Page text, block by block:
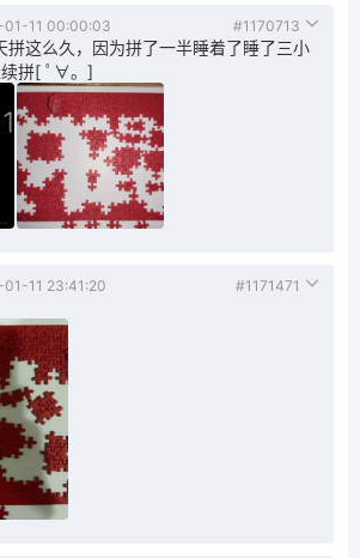
01-11 00:00:03 #1170713
这么久，因为拼了一半睡着了睡了三小
续拼[ ﾟ∀。]
11 23:41:20 #1171471